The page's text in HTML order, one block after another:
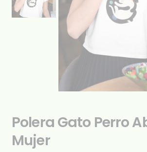
Polera Gato Perro
Mujer